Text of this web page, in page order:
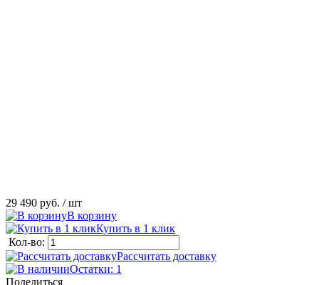
29 490 руб. / шт
В корзину
Купить в 1 клик
Кол-во:
Рассчитать доставку
Остатки: 1
Поделиться